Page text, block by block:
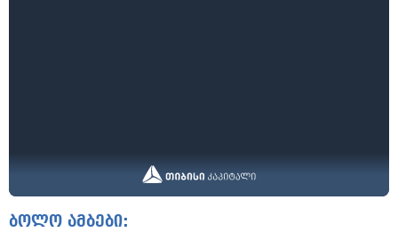
ბოლო ამბები: